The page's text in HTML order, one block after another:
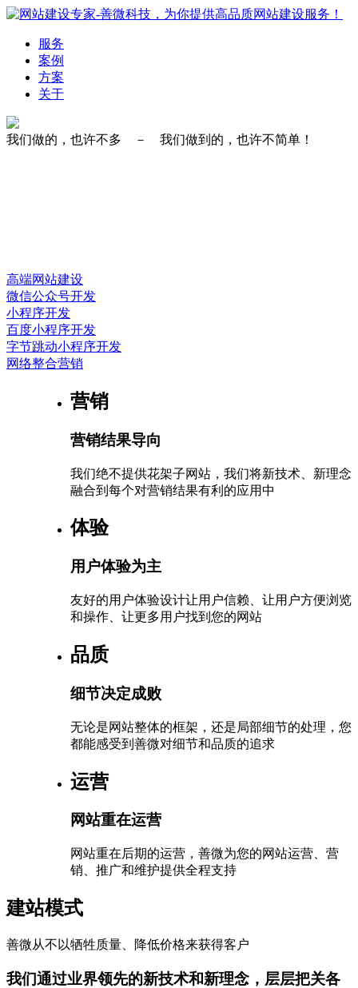
服务
案例
方案
关于
我们做的，也许不多 － 我们做到的，也许不简单！
高端网站建设
微信公众号开发
小程序开发
百度小程序开发
字节跳动小程序开发
网络整合营销
营销
营销结果导向
我们绝不提供花架子网站，我们将新技术、新理念
融合到每个对营销结果有利的应用中
体验
用户体验为主
友好的用户体验设计让用户信赖、让用户方便浏览
和操作、让更多用户找到您的网站
品质
细节决定成败
无论是网站整体的框架，还是局部细节的处理，您
都能感受到善微对细节和品质的追求
运营
网站重在运营
网站重在后期的运营，善微为您的网站运营、营
销、推广和维护提供全程支持
建站模式
善微从不以牺牲质量、降低价格来获得客户
我们通过业界领先的新技术和新理念，层层把关各